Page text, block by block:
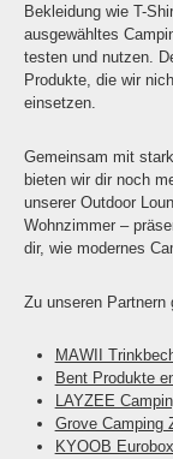
Bekleidung wie T-
ausgewähltes
testen und nutzen.
Produkte, die wir
einsetzen.
Gemeinsam mit
bieten wir dir noch
unserer Outdoor
Wohnzimmer –
dir, wie modernes
Zu unseren Partnern
MAWII
Bent Produkte
LAYZEE
Grove Camping
KYOOB